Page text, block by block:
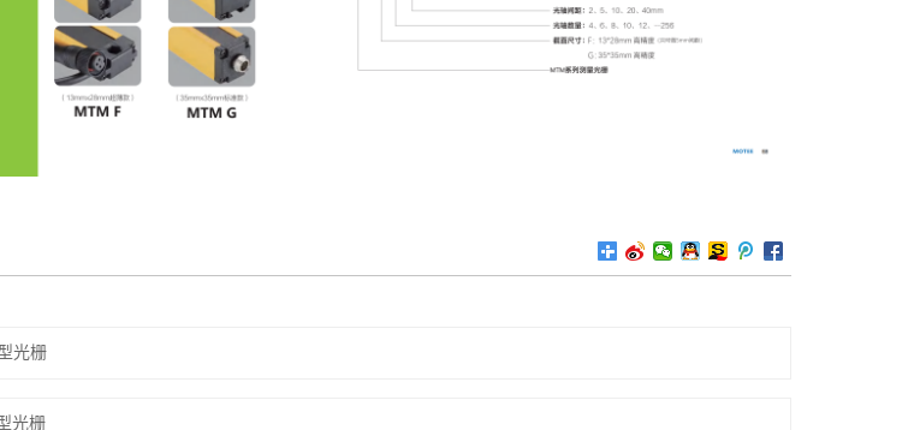
光栅
光栅